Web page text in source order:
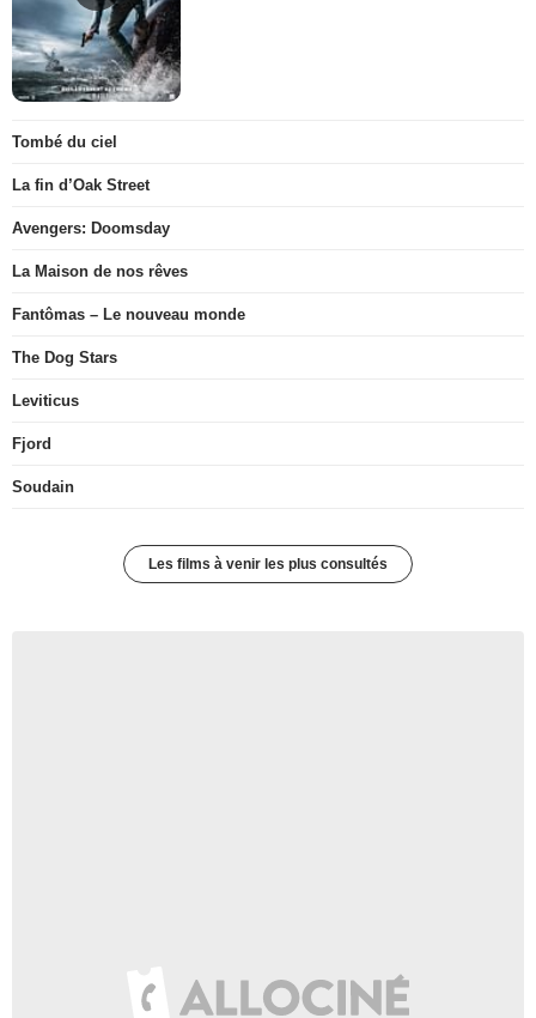
Tombé du ciel
La fin d’Oak Street
Avengers: Doomsday
La Maison de nos rêves
Fantômas – Le nouveau monde
The Dog Stars
Leviticus
Fjord
Soudain
Les films à venir les plus consultés